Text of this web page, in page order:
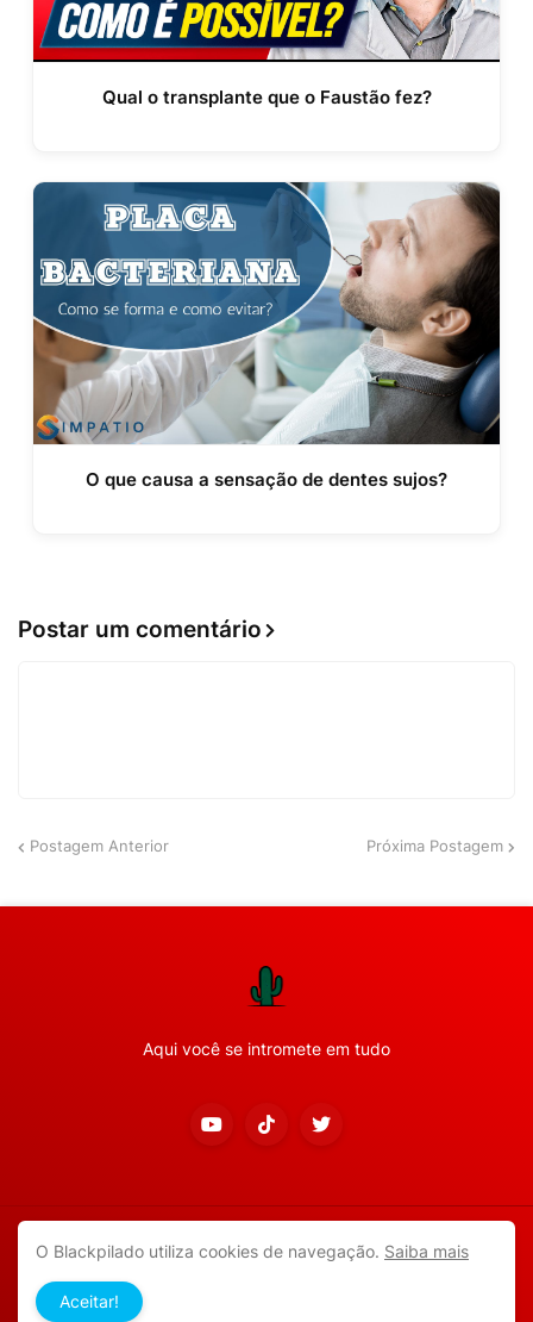
Qual o transplante que o Faustão fez?
O que causa a sensação de dentes sujos?
Postar um comentário
Postagem Anterior Próxima Postagem
Aqui você se intromete em tudo
Copyright ©2026Todos os direitos reservados.
APP ANDROID
O Blackpilado utiliza cookies de navegação. Saiba mais
Aceitar!